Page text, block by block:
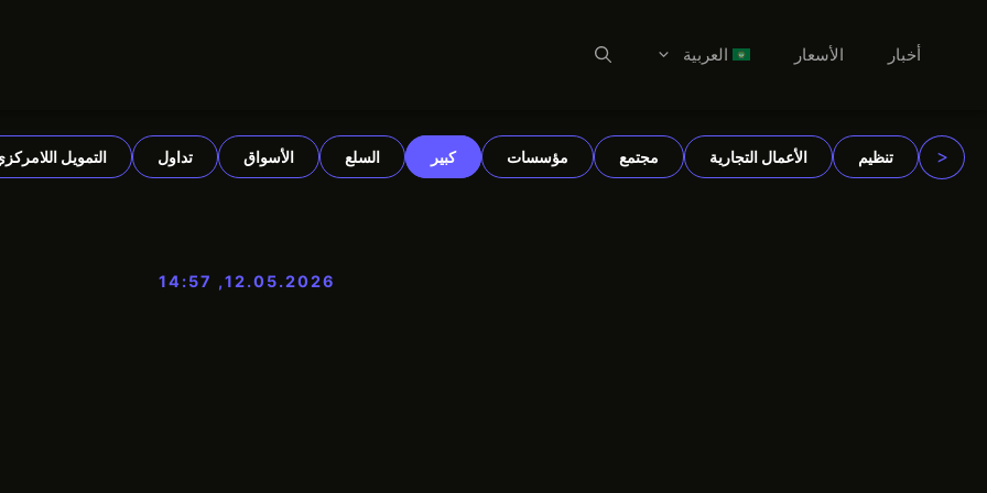
المحتوى
أخبار الأسعار العربية
Dansk < تنظيم الأعمال التجارية مجتمع مؤسسات كبير السلع الأسواق تداول التمويل
12.05.2026, 14:57